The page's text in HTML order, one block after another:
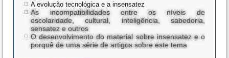
A evolução tecnológica e a insensatez
As incompatibilidades entre os níveis de
escolaridade, cultural, inteligência, sabedoria,
sensatez e outros
O desenvolvimento do material sobre insensatez e o
porquê de uma série de artigos sobre este tema